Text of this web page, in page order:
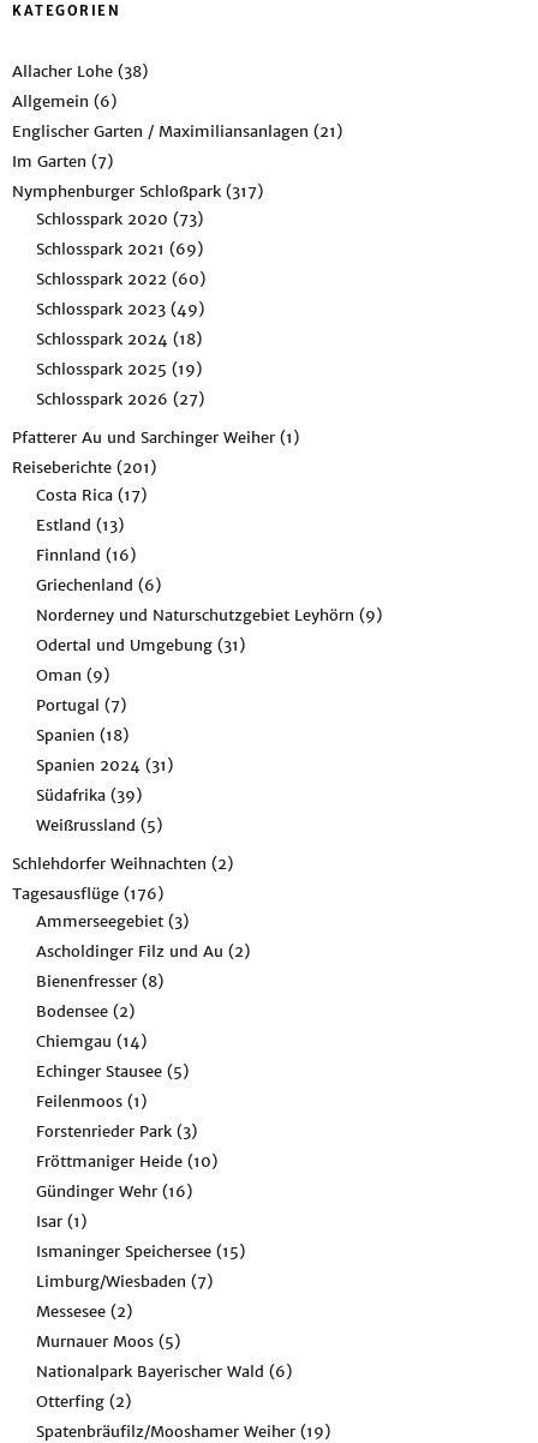
KATEGORIEN
Allacher Lohe (38)
Allgemein (6)
Englischer Garten / Maximiliansanlagen (21)
Im Garten (7)
Nymphenburger Schloßpark (317)
Schlosspark 2020 (73)
Schlosspark 2021 (69)
Schlosspark 2022 (60)
Schlosspark 2023 (49)
Schlosspark 2024 (18)
Schlosspark 2025 (19)
Schlosspark 2026 (27)
Pfatterer Au und Sarchinger Weiher (1)
Reiseberichte (201)
Costa Rica (17)
Estland (13)
Finnland (16)
Griechenland (6)
Norderney und Naturschutzgebiet Leyhörn (9)
Odertal und Umgebung (31)
Oman (9)
Portugal (7)
Spanien (18)
Spanien 2024 (31)
Südafrika (39)
Weißrussland (5)
Schlehdorfer Weihnachten (2)
Tagesausflüge (176)
Ammerseegebiet (3)
Ascholdinger Filz und Au (2)
Bienenfresser (8)
Bodensee (2)
Chiemgau (14)
Echinger Stausee (5)
Feilenmoos (1)
Forstenrieder Park (3)
Fröttmaniger Heide (10)
Gündinger Wehr (16)
Isar (1)
Ismaninger Speichersee (15)
Limburg/Wiesbaden (7)
Messesee (2)
Murnauer Moos (5)
Nationalpark Bayerischer Wald (6)
Otterfing (2)
Spatenbräufilz/Mooshamer Weiher (19)